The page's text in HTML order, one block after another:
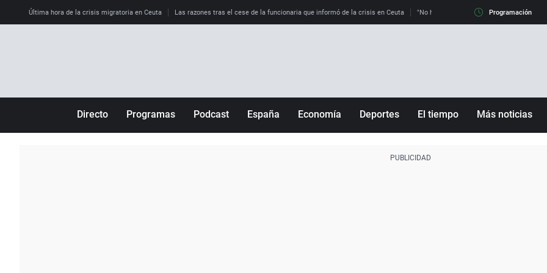
Última hora de la crisis migratoria en Ceuta Las razones tras el cese de la funcionaria que informó de la crisis en Ceuta "No hay mafias, que no nos engañen":
Programación
Directo Programas Podcast España Economía Deportes El tiempo Más noticias